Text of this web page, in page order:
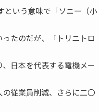
という意味で「ソニー（小
たのだが、「トリニトロ
日本を代表する電機メー
従業員削減、さらに二〇